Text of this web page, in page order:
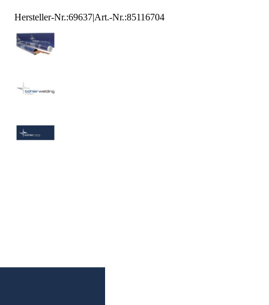
Hersteller-Nr.:69637|Art.-Nr.:85116704